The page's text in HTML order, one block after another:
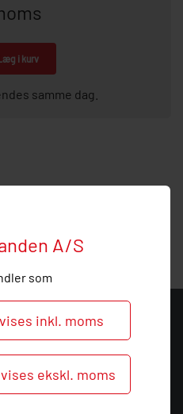
A/S
som
inkl. moms
ekskl. moms
i kurv
samme dag.